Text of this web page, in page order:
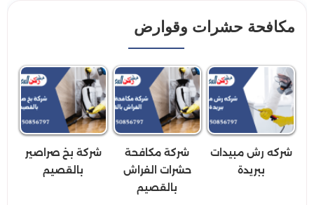
مكافحة حشرات وقوارض
شركه رش مبيدات
ببريدة
شركة مكافحة
حشرات الفراش
بالقصيم
شركة بخ صراصير
بالقصيم